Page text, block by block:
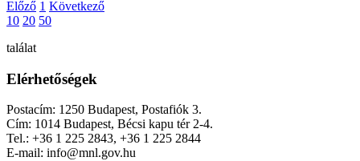
Előző 1 Következő
10 20 50
találat
Elérhetőségek
Postacím: 1250 Budapest, Postafiók 3.
Cím: 1014 Budapest, Bécsi kapu tér 2-4.
Tel.: +36 1 225 2843, +36 1 225 2844
E-mail: info@mnl.gov.hu